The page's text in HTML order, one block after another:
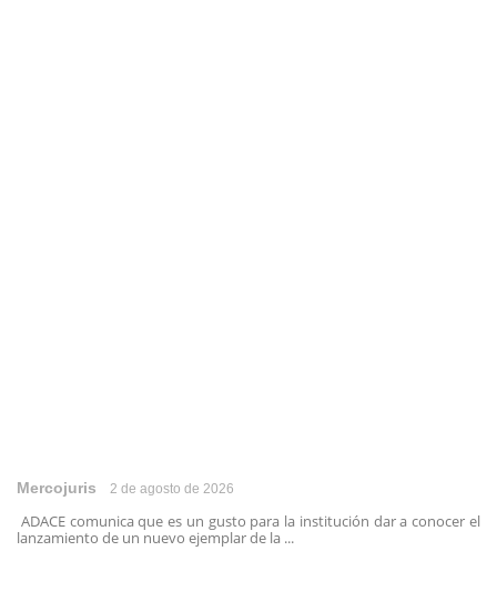
Mercojuris 2 de agosto de 2026
ADACE comunica que es un gusto para la institución dar a conocer el
lanzamiento de un nuevo ejemplar de la ...